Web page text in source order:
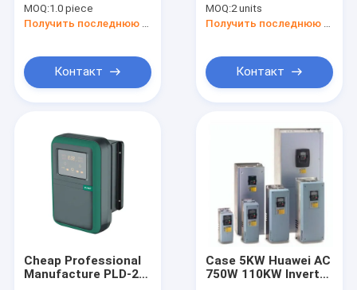
frequency inverter
250*160*175mm-
MOQ:1.0 piece
Получить последнюю цену
Контакт
Hot Water All In One
DC -35C Inverter Air
Workable
MOQ:2 units
Получить последнюю цену
Контакт
Cheap Professional
Manufacture PLD-2S-
Case 5KW Huawei AC
750W 110KW Inverter